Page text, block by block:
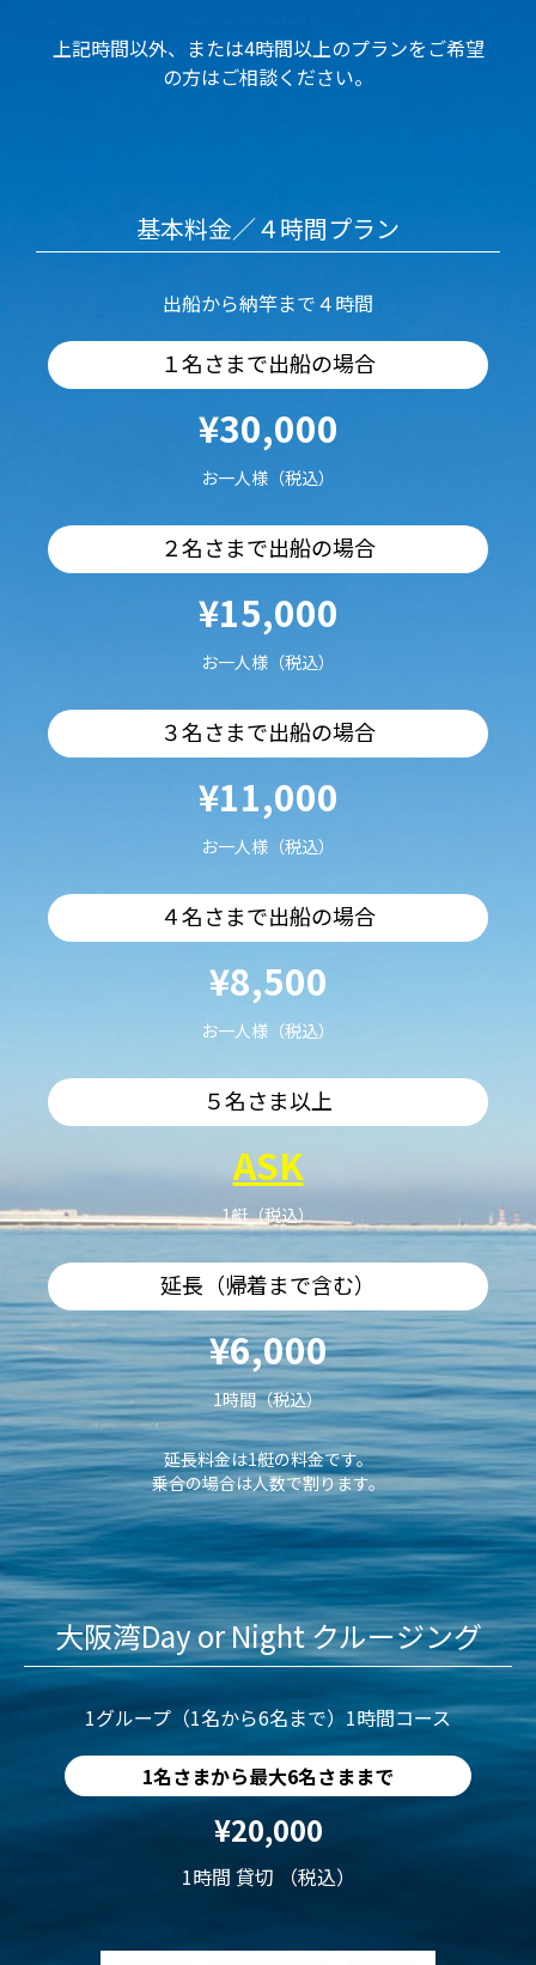
上記時間以外、または4時間以上のプランをご希望
の方はご相談ください。
基本料金／４時間プラン
出船から納竿まで４時間
１名さまで出船の場合
¥30,000
お一人様（税込）
２名さまで出船の場合
¥15,000
お一人様（税込）
３名さまで出船の場合
¥11,000
お一人様（税込）
４名さまで出船の場合
¥8,500
お一人様（税込）
５名さま以上
ASK
1艇（税込）
延長（帰着まで含む）
¥6,000
1時間（税込）
延長料金は1艇の料金です。
乗合の場合は人数で割ります。
大阪湾Day or Night クルージング
1グループ（1名から6名まで）1時間コース
1名さまから最大6名さままで
¥20,000
1時間 貸切 （税込）